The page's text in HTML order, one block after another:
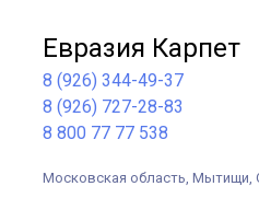
Евразия Карпет
8 (926) 344-49-37
8 (926) 727-28-83
8 800 77 77 538
Московская область, Мытищи,